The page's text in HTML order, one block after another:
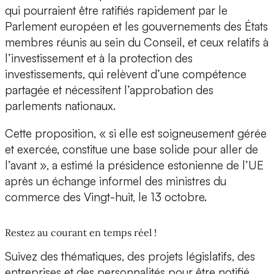
qui pourraient être ratifiés rapidement par le
Parlement européen et les gouvernements des États
membres réunis au sein du Conseil, et ceux relatifs à
l’investissement et à la protection des
investissements, qui relèvent d’une compétence
partagée et nécessitent l’approbation des
parlements nationaux.
Cette proposition, « si elle est soigneusement gérée
et exercée, constitue une base solide pour aller de
l’avant », a estimé la présidence estonienne de l’UE
après un échange informel des ministres du
commerce des Vingt-huit, le 13 octobre.
Restez au courant en temps réel !
Suivez des thématiques, des projets législatifs, des